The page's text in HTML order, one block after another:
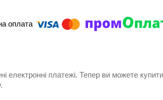
електронні платежі. Тепер ви можете